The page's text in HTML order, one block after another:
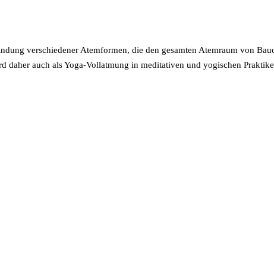
verschiedener Atemformen, die den gesamten Atemraum von
auch als Yoga-Vollatmung in meditativen und yogischen